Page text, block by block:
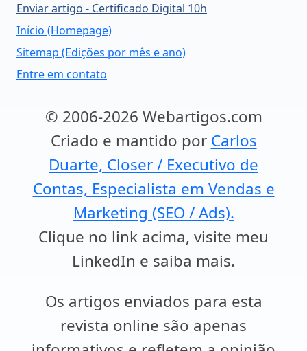
Enviar artigo - Certificado Digital 10h
Início (Homepage)
Sitemap (Edições por mês e ano)
Entre em contato
© 2006-2026 Webartigos.com
Criado e mantido por Carlos
Duarte, Closer / Executivo de
Contas, Especialista em Vendas e
Marketing (SEO / Ads).
Clique no link acima, visite meu
LinkedIn e saiba mais.
Os artigos enviados para esta
revista online são apenas